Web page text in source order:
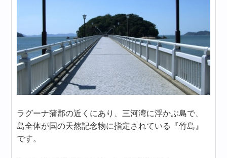
ラグーナ蒲郡の近くにあり、三河湾に浮かぶ島で、
島全体が国の天然記念物に指定されている『竹島』
です。